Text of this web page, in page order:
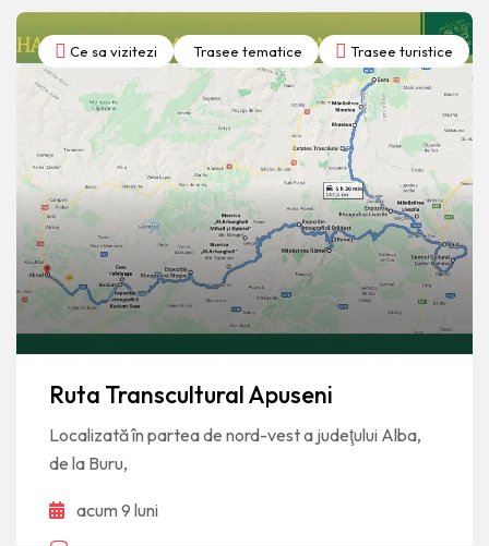
Ce sa vizitezi Trasee tematice Trasee turistice
Ruta Transcultural Apuseni
Localizată în partea de nord-vest a judeţului Alba,
de la Buru,
acum 9 luni